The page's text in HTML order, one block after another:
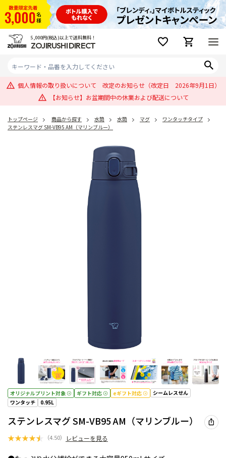
5,000円(税込)以上で送料無料！
ZOJIRUSHI DIRECT
個人情報の取り扱いについて 改定のお知らせ（改定日 2026年9月1日）
【お知らせ】お盆期間中の休業および配送について
トップページ 商品から探す 水筒 水筒 マグ
ワンタッチタイプ
ステンレスマグ SM-VB95 AM（マリンブルー）
オリジナルプリント対象 ギフト対応 eギフト対応
シームレスせん
ワンタッチ
0.95L
ステンレスマグ SM-VB95 AM（マリンブルー）
★★★★★ （4.50） レビューを見る